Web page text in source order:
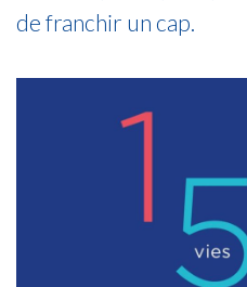
de franchir un cap.